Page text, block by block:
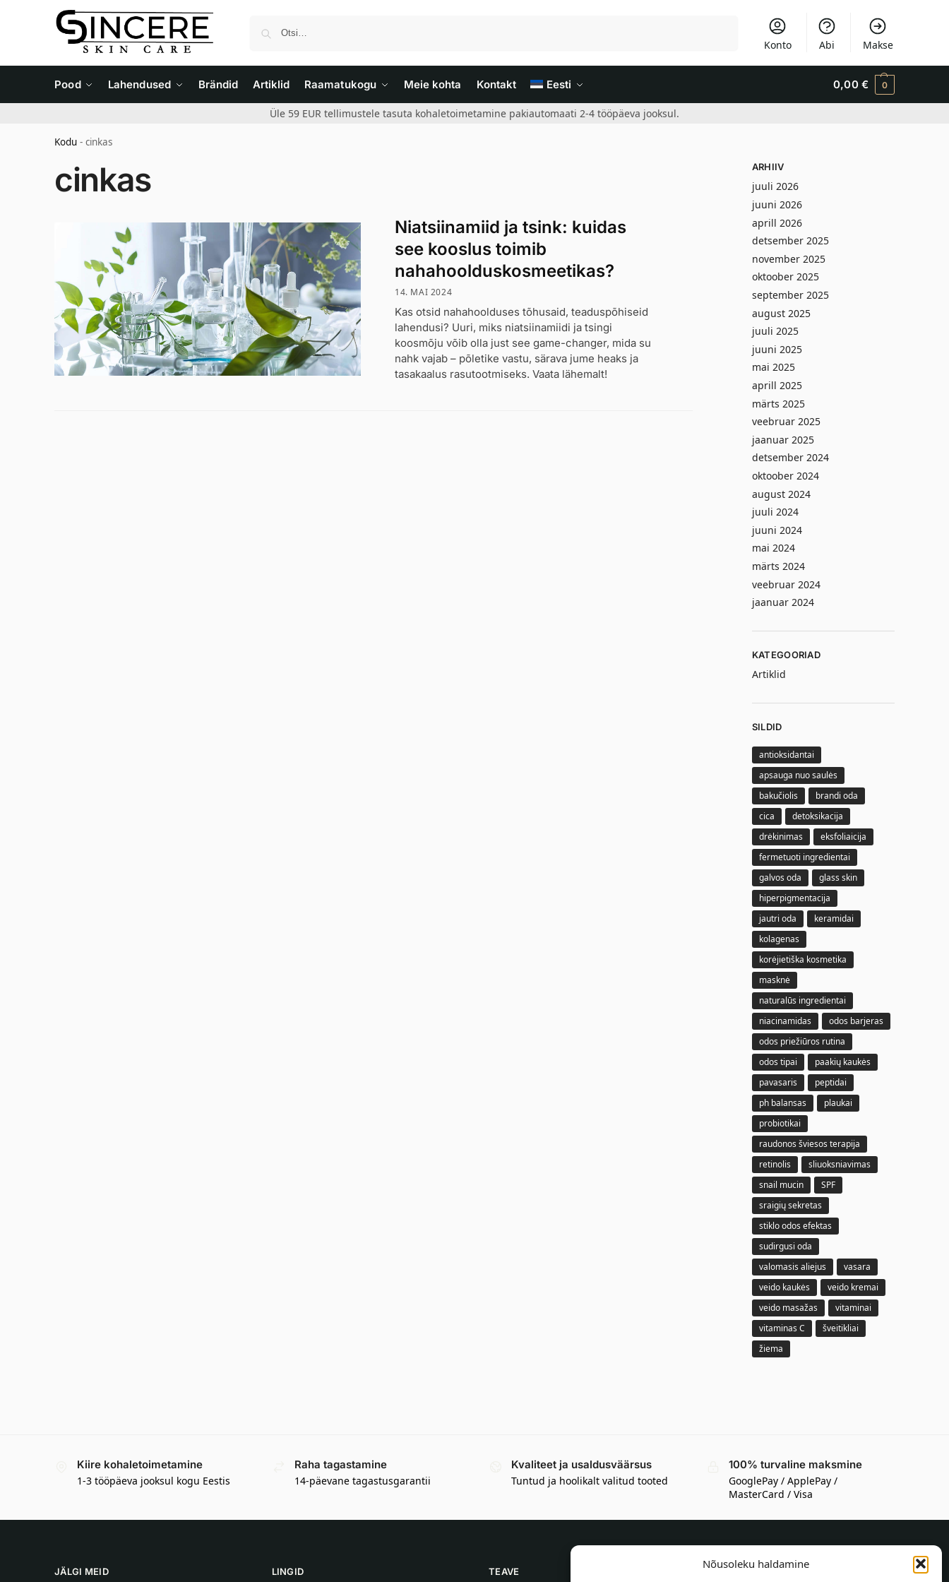
Nõusoleku haldamine
Konto Abi Makse
Pood Lahendused Brändid Artiklid Raamatukogu Meie kohta Kontakt Eesti 0,00 € 0
Üle 59 EUR tellimustele tasuta kohaletoimetamine pakiautomaati 2-4 tööpäeva jooksul.
Kodu - cinkas
cinkas
Niatsiinamiid ja tsink: kuidas
see kooslus toimib
nahahoolduskosmeetikas?
14. MAI 2024
Kas otsid nahahoolduses tõhusaid, teaduspõhiseid
lahendusi? Uuri, miks niatsiinamiidi ja tsingi
koosmõju võib olla just see game-changer, mida su
nahk vajab – põletike vastu, särava jume heaks ja
tasakaalus rasutootmiseks. Vaata lähemalt!
ARHIIV
juuli 2026
juuni 2026
aprill 2026
detsember 2025
november 2025
oktoober 2025
september 2025
august 2025
juuli 2025
juuni 2025
mai 2025
aprill 2025
märts 2025
veebruar 2025
jaanuar 2025
detsember 2024
oktoober 2024
august 2024
juuli 2024
juuni 2024
mai 2024
märts 2024
veebruar 2024
jaanuar 2024
KATEGOORIAD
Artiklid
SILDID
antioksidantai
apsauga nuo saulės
bakučiolis
brandi oda
cica
detoksikacija
drėkinimas
eksfoliaicija
fermetuoti ingredientai
galvos oda
glass skin
hiperpigmentacija
jautri oda
keramidai
kolagenas
korėjietiška kosmetika
masknė
naturalūs ingredientai
niacinamidas
odos barjeras
odos priežiūros rutina
odos tipai
paakių kaukės
pavasaris
peptidai
ph balansas
plaukai
probiotikai
raudonos šviesos terapija
retinolis
sliuoksniavimas
snail mucin
SPF
sraigių sekretas
stiklo odos efektas
sudirgusi oda
valomasis aliejus
vasara
veido kaukės
veido kremai
veido masažas
vitaminai
vitaminas C
šveitikliai
žiema
Kiire kohaletoimetamine
1-3 tööpäeva jooksul kogu Eestis
Raha tagastamine
14-päevane tagastusgarantii
Kvaliteet ja usaldusväärsus
Tuntud ja hoolikalt valitud tooted
100% turvaline maksmine
GooglePay / ApplePay /
MasterCard / Visa
JÄLGI MEID LINGID TEAVE TEAVE OSTJALE